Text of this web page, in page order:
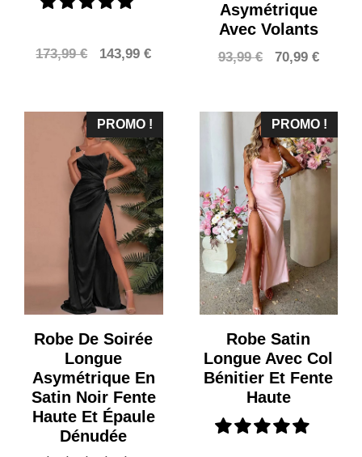
173,99€
Le
était :
173,99 €.
143,99€Le
est :
143,99 €.
Asymétrique
Avec Volants
93,99€
Le
était :
93,99 €.
70,99 €Le
est :
70,99
PROMO !
Robe De Soirée
Longue
Asymétrique En
Satin Noir Fente
Haute Et Épaule
Dénudée
PROMO !
Robe Satin
Longue Avec Col
Bénitier Et Fente
Haute